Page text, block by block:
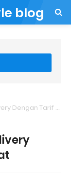
blog
Dengan Tarif Flat